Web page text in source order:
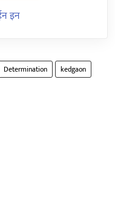
इन
Determination kedgaon